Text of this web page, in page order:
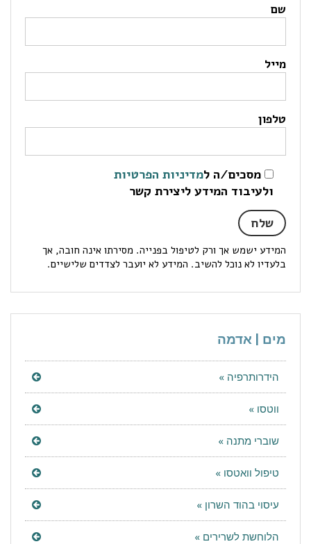
שם
מייל
טלפון
מסכים/ה למדיניות הפרטיות
ולעיבוד המידע ליצירת קשר
המידע ישמש אך ורק לטיפול בפנייה. מסירתו אינה חובה, אך
בלעדיו לא נוכל להשיב. המידע לא יועבר לצדדים שלישיים.
מים | אדמה
הידרותרפיה »
ווטסו »
שוברי מתנה »
טיפול וואטסו »
עיסוי בהוד השרון »
הלוחשת לשרירים »